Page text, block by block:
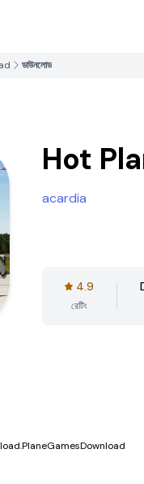
ডাউনলোড
Hot
acardia
4.9
রেটিং